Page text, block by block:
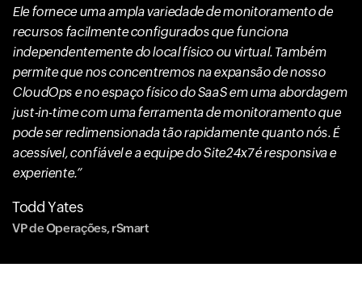
Ele fornece uma ampla variedade de monitoramento de
recursos facilmente configurados que funciona
independentemente do local físico ou virtual. Também
permite que nos concentremos na expansão de nosso
CloudOps e no espaço físico do SaaS em uma abordagem
just-in-time com uma ferramenta de monitoramento que
pode ser redimensionada tão rapidamente quanto nós. É
acessível, confiável e a equipe do Site24x7 é responsiva e
experiente.
Todd Yates
VP de Operações, rSmart